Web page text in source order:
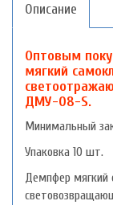
Описание
Оптовым
мягкий
ДМУ-08-S.
Минимальный
Упаковка 10 шт.
Демпфер мягкий